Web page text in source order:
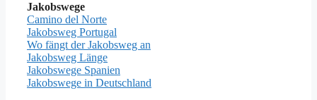
Jakobswege
Camino del Norte
Jakobsweg Portugal
Wo fängt der Jakobsweg an
Jakobsweg Länge
Jakobswege Spanien
Jakobswege in Deutschland